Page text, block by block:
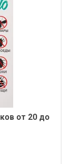
от 20 до